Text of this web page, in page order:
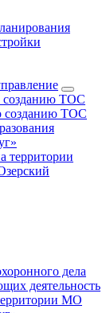
созданию ТОС
созданию ТОС
территории
дела
деятельность
МО